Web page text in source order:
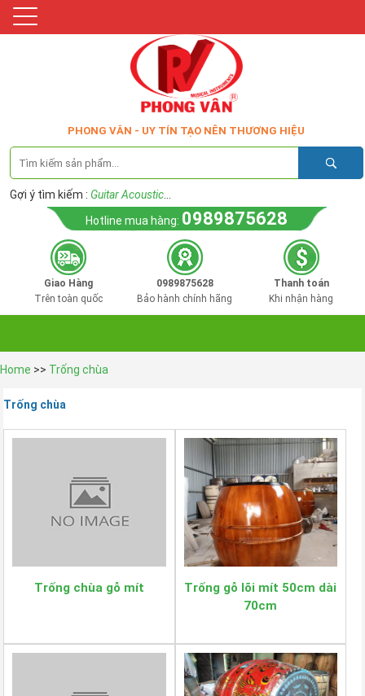
PHONG VÂN - UY TÍN TẠO NÊN THƯƠNG HIỆU
Gợi ý tìm kiếm : Guitar Acoustic
Hotline mua hàng: 0989875628
Giao Hàng
Trên toàn quốc
0989875628
Bảo hành chính hãng
Thanh toán
Khi nhận hàng
Home >> Trống chùa
Trống chùa
Trống chùa gỗ mít
Trống gỗ lõi mít 50cm dài
70cm